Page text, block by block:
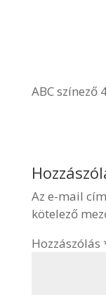
ABC színező
Az e-mail
kötelező
Hozzászólás